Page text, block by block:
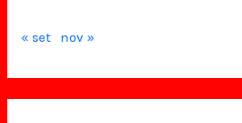
« set nov »